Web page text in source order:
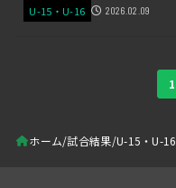
U-15・U-16 2026.02.09
1
ホーム 試合結果 U-15・U-16